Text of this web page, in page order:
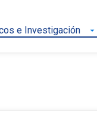
e Investigación arrow_drop_down